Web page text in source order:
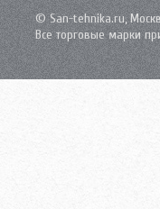
© San-tehnika.ru,
Все торговые марки